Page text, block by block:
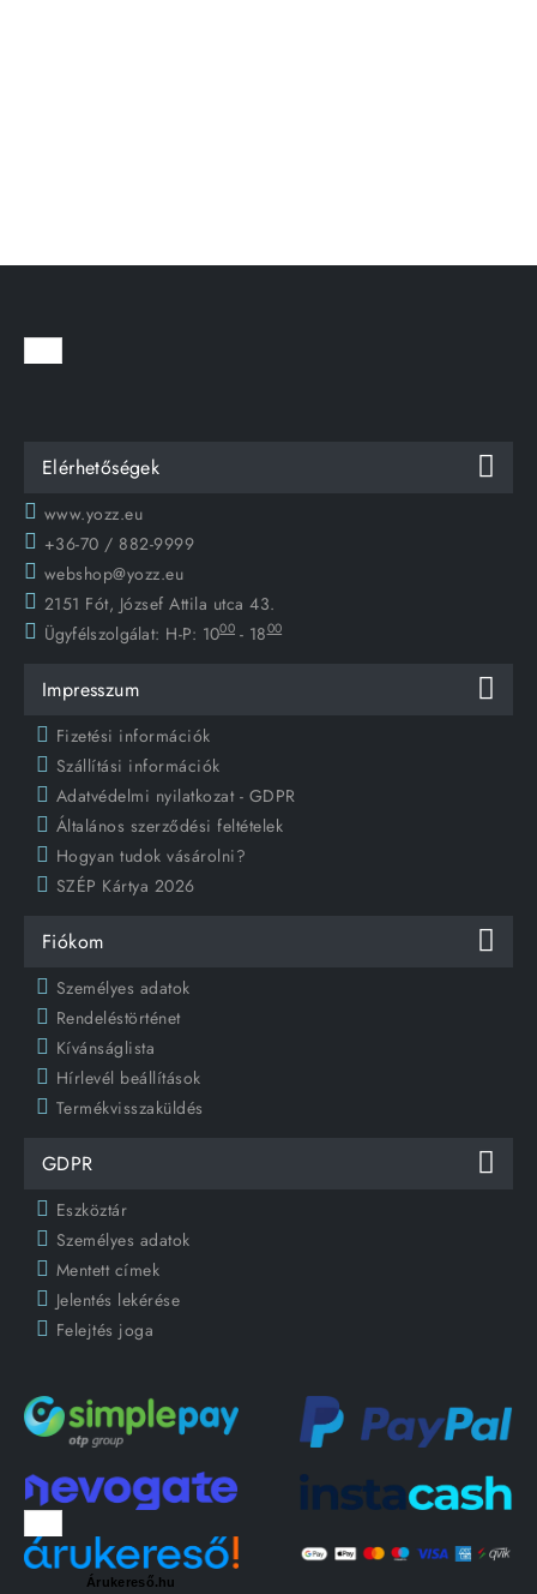
Elérhetőségek
www.yozz.eu
+36-70 / 882-9999
webshop@yozz.eu
2151 Fót, József Attila utca 43.
Ügyfélszolgálat: H-P: 1000 - 1800
Impresszum
Fizetési információk
Szállítási információk
Adatvédelmi nyilatkozat - GDPR
Általános szerződési feltételek
Hogyan tudok vásárolni?
SZÉP Kártya 2026
Fiókom
Személyes adatok
Rendeléstörténet
Kívánságlista
Hírlevél beállítások
Termékvisszaküldés
GDPR
Eszköztár
Személyes adatok
Mentett címek
Jelentés lekérése
Felejtés joga
Árukereső.hu